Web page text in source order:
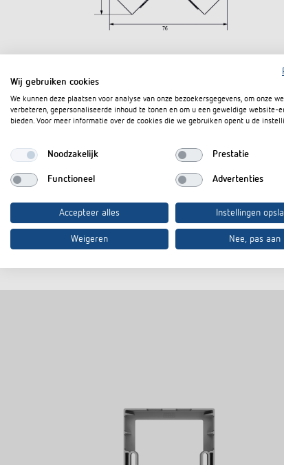
Downloads
Infosheet
In de documentenmand
Wij gebruiken cookies
We kunnen deze plaatsen voor analyse van onze bezoekersgegevens, om onze
verbeteren, gepersonaliseerde inhoud te tonen en om u een geweldige website-
bieden. Voor meer informatie over de cookies die we gebruiken opent u de
Noodzakelijk Prestatie
Functioneel Advertenties
Accepteer alles Instellingen
Weigeren Nee, pas aan